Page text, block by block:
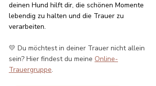
deinen Hund hilft dir, die schönen Momente
lebendig zu halten und die Trauer zu
verarbeiten.
💛 Du möchtest in deiner Trauer nicht allein
sein? Hier findest du meine Online-
Trauergruppe.